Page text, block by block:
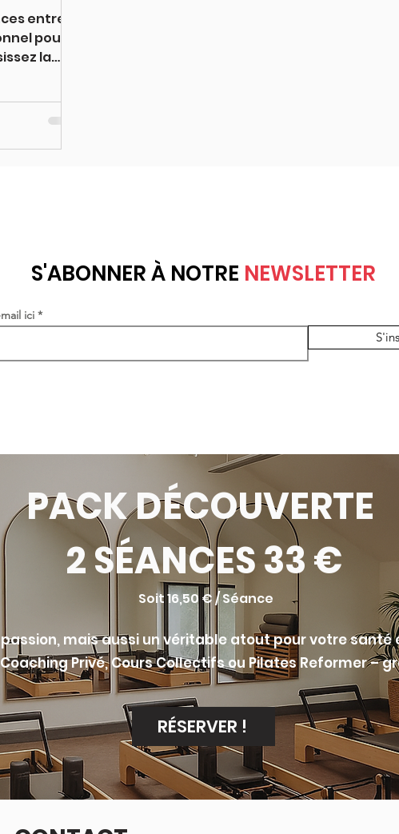
entre le
pour
la
S'ABONNER À NOTRE NEWSLETTER
ici
PACKDÉCOUVERTE
2 SÉANCES 33 €
Soit 16,50 € / Séance
mais aussi un véritable atout pour votre
Privé, Cours Collectifs ou Pilates Reformer –
RÉSERVER !